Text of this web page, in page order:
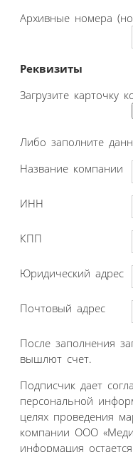
Архивные номера
Реквизиты
Загрузите карточку
Либо заполните
Название компании
ИНН
КПП
Юридический адрес
Почтовый адрес
После заполнения
вышлют счет.
Подписчик дает
персональной
целях проведения
компании ООО
информация